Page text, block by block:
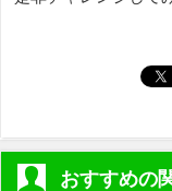
おすすめの